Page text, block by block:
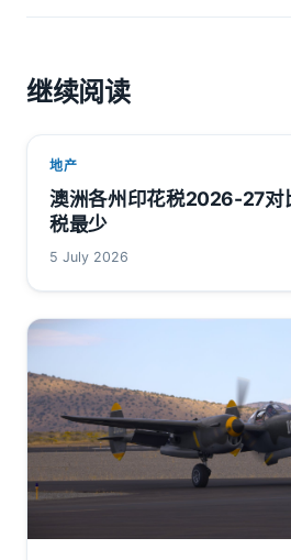
继续阅读
地产
澳洲各州印花税2026-27对
税最少
5 July 2026